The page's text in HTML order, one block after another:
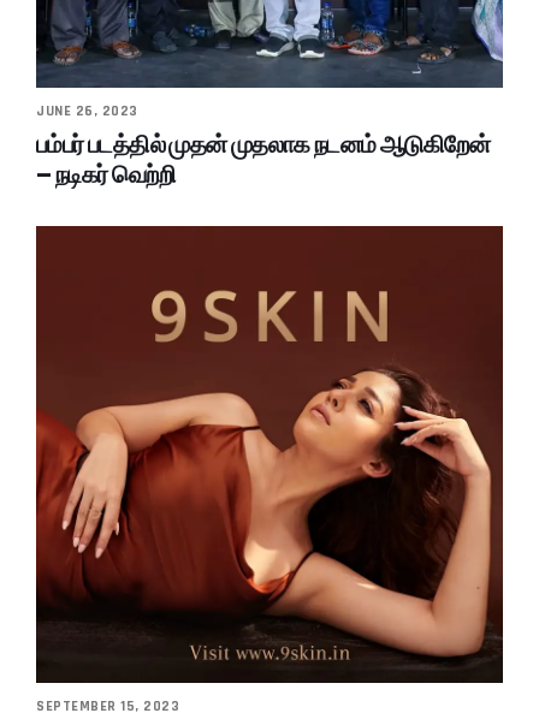
JUNE 26, 2023
பம்பர் படத்தில் முதன் முதலாக நடனம் ஆடுகிறேன்
– நடிகர் வெற்றி
SEPTEMBER 15, 2023